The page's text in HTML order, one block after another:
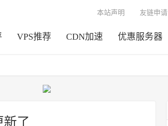
VPS推荐 CDN加速 优惠服务器
本站声明 友链申请
新了